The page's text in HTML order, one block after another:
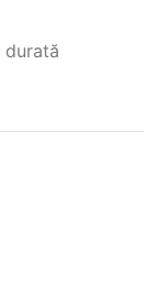
durată